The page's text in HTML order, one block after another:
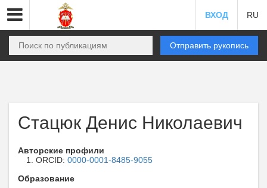
ВХОД RU
Отправить рукопись
Стацюк Денис Николаевич
Авторские профили
ORCID: 0000-0001-8485-9055
Образование